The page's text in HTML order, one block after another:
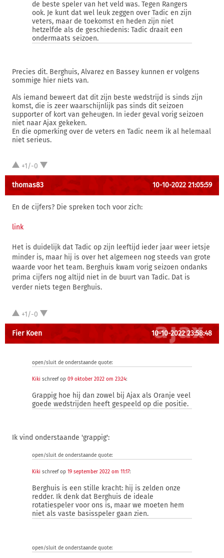
de beste speler van het veld was. Tegen Rangers
ook. Je kunt dat wel leuk zeggen over Tadic en zijn
veters, maar de toekomst en heden zijn niet
hetzelfde als de geschiedenis: Tadic draait een
ondermaats seizoen.
Precies dit. Berghuis, Alvarez en Bassey kunnen er volgens
sommige hier niets van.
Als iemand beweert dat dit zijn beste wedstrijd is sinds zijn
komst, die is zeer waarschijnlijk pas sinds dit seizoen
supporter of kort van geheugen. In ieder geval vorig seizoen
niet naar Ajax gekeken.
En die opmerking over de veters en Tadic neem ik al helemaal
niet serieus.
+1/-0
thomas83 10-10-2022 21:05:59
En de cijfers? Die spreken toch voor zich:
link
Het is duidelijk dat Tadic op zijn leeftijd ieder jaar weer ietsje
minder is, maar hij is over het algemeen nog steeds van grote
waarde voor het team. Berghuis kwam vorig seizoen ondanks
prima cijfers nog altijd niet in de buurt van Tadic. Dat is
verder niets tegen Berghuis.
+1/-0
Fier Koen 10-10-2022 23:58:48
open/sluit de onderstaande quote:
Kiki schreef op 09 oktober 2022 om 23:24:
Grappig hoe hij dan zowel bij Ajax als Oranje veel
goede wedstrijden heeft gespeeld op die positie.
Ik vind onderstaande 'grappig':
open/sluit de onderstaande quote:
Kiki schreef op 19 september 2022 om 11:17:
Berghuis is een stille kracht: hij is zelden onze
redder. Ik denk dat Berghuis de ideale
rotatiespeler voor ons is, maar we moeten hem
niet als vaste basisspeler gaan zien.
open/sluit de onderstaande quote: